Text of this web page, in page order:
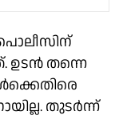
ഉടൻ തന്നെ
തുടർന്ന്